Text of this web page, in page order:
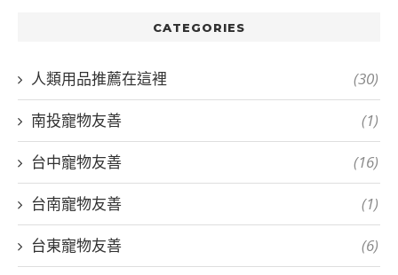
CATEGORIES
人類用品推薦在這裡 (30)
南投寵物友善 (1)
台中寵物友善 (16)
台南寵物友善 (1)
台東寵物友善 (6)